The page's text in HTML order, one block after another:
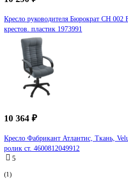
Кресло руководителя Бюрократ CH
крестов. пластик 1973991
10 364 ₽
Кресло Фабрикант Атлантис, Ткань,
ролик ст. 4600812049912
5
(1)